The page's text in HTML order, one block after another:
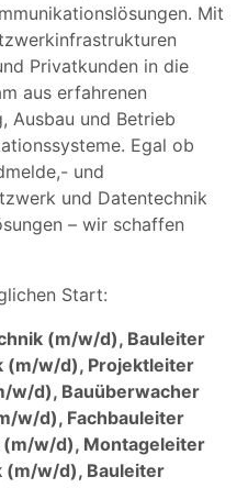
Mit
Privatkunden in die
aus erfahrenen
Ausbau und Betrieb
Egal ob
und
und Datentechnik
– wir schaffen
Start:
(m/w/d), Bauleiter
(m/w/d), Projektleiter
w/d), Bauüberwacher
w/d), Fachbauleiter
w/d), Montageleiter
(m/w/d), Bauleiter